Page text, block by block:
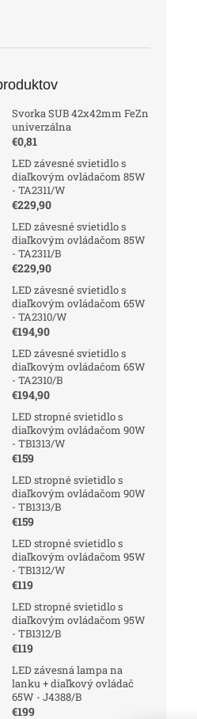
Svorka SUB 42x42mm FeZn
univerzálna
€0,81
LED závesné svietidlo s
diaľkovým ovládačom 85W
- TA2311/W
€229,90
LED závesné svietidlo s
diaľkovým ovládačom 85W
- TA2311/B
€229,90
LED závesné svietidlo s
diaľkovým ovládačom 65W
- TA2310/W
€194,90
LED závesné svietidlo s
diaľkovým ovládačom 65W
- TA2310/B
€194,90
LED stropné svietidlo s
diaľkovým ovládačom 90W
- TB1313/W
€159
LED stropné svietidlo s
diaľkovým ovládačom 90W
- TB1313/B
€159
LED stropné svietidlo s
diaľkovým ovládačom 95W
- TB1312/W
€119
LED stropné svietidlo s
diaľkovým ovládačom 95W
- TB1312/B
€119
LED závesná lampa na
lanku + diaľkový ovládač
65W - J4388/B
€199